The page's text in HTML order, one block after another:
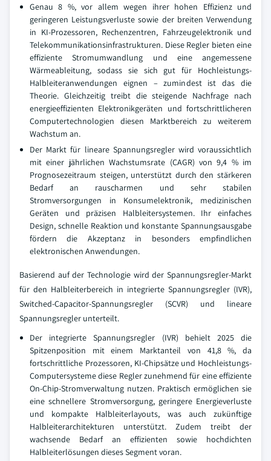
Genau 8 %, vor allem wegen ihrer hohen Effizienz und
geringeren Leistungsverluste sowie der breiten Verwendung
in KI-Prozessoren, Rechenzentren, Fahrzeugelektronik und
Telekommunikationsinfrastrukturen. Diese Regler bieten eine
effiziente Stromumwandlung und eine angemessene
Wärmeableitung, sodass sie sich gut für Hochleistungs-
Halbleiteranwendungen eignen – zumindest ist das die
Theorie. Gleichzeitig treibt die steigende Nachfrage nach
energieeffizienten Elektronikgeräten und fortschrittlicheren
Computertechnologien diesen Marktbereich zu weiterem
Wachstum an.
Der Markt für lineare Spannungsregler wird voraussichtlich
mit einer jährlichen Wachstumsrate (CAGR) von 9,4 % im
Prognosezeitraum steigen, unterstützt durch den stärkeren
Bedarf an rauscharmen und sehr stabilen
Stromversorgungen in Konsumelektronik, medizinischen
Geräten und präzisen Halbleitersystemen. Ihr einfaches
Design, schnelle Reaktion und konstante Spannungsausgabe
fördern die Akzeptanz in besonders empfindlichen
elektronischen Anwendungen.
Basierend auf der Technologie wird der Spannungsregler-Markt
für den Halbleiterbereich in integrierte Spannungsregler (IVR),
Switched-Capacitor-Spannungsregler (SCVR) und lineare
Spannungsregler unterteilt.
Der integrierte Spannungsregler (IVR) behielt 2025 die
Spitzenposition mit einem Marktanteil von 41,8 %, da
fortschrittliche Prozessoren, KI-Chipsätze und Hochleistungs-
Computersysteme diese Regler zunehmend für eine effiziente
On-Chip-Stromverwaltung nutzen. Praktisch ermöglichen sie
eine schnellere Stromversorgung, geringere Energieverluste
und kompakte Halbleiterlayouts, was auch zukünftige
Halbleiterarchitekturen unterstützt. Zudem treibt der
wachsende Bedarf an effizienten sowie hochdichten
Halbleiterlösungen dieses Segment voran.